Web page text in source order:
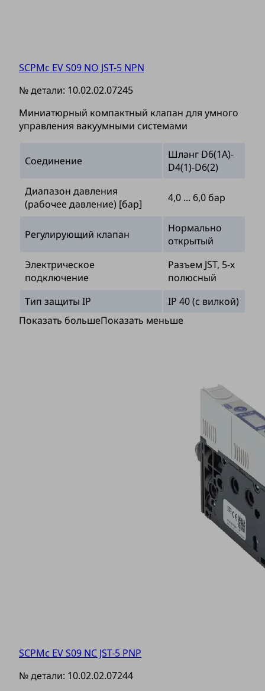
SCPMc EV S09 NO JST-5 NPN
№ детали: 10.02.02.07245
Миниатюрный компактный клапан для умного
управления вакуумными системами
Соединение
Шланг D6(1A)-
D4(1)-D6(2)
Диапазон давления
(рабочее давление) [бар]
4,0 ... 6,0 бар
Регулирующий клапан
Нормально
открытый
Электрическое
подключение
Разъем JST, 5-х
полюсный
Тип защиты IP
IP 40 (с вилкой)
Показать большеПоказать меньше
SCPMc EV S09 NC JST-5 PNP
№ детали: 10.02.02.07244